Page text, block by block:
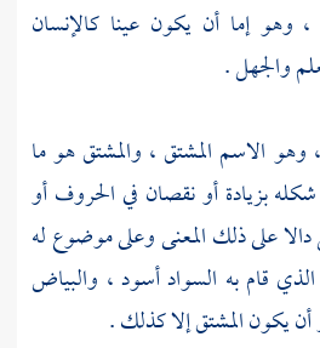
إما أن يكون عينا كالإنسان
والجهل .
وهو الاسم المشتق ، والمشتق هو ما
بزيادة أو نقصان في الحروف أو
على ذلك المعنى وعلى موضوع له
قام به السواد أسود ، والبياض
يكون المشتق إلا كذلك .